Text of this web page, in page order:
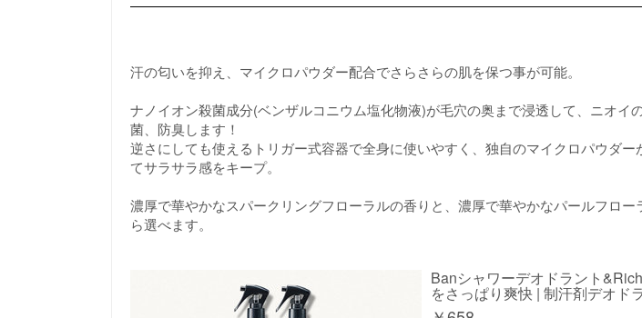
汗の匂いを抑え、マイクロパウダー配合でさらさらの肌を保つ事が可能。
ナノイオン殺菌成分(ベンザルコニウム塩化物液)が毛穴の奥まで浸透して、ニオイ
菌、防臭します！
逆さにしても使えるトリガー式容器で全身に使いやすく、独自のマイクロパウダー
てサラサラ感をキープ。
濃厚で華やかなスパークリングフローラルの香りと、濃厚で華やかなパールフロー
ら選べます。
Banシャワーデオドラント
をさっぱり爽快 | 制汗剤デオド